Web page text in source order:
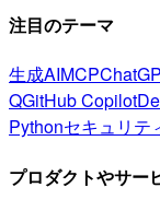
注目のテーマ
生成AIMCP
QGitHub Copilot
Pythonセキュリテ
プロダクトやサー